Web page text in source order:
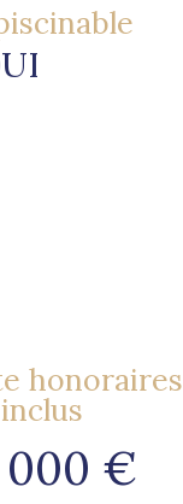
honoraires
000 €